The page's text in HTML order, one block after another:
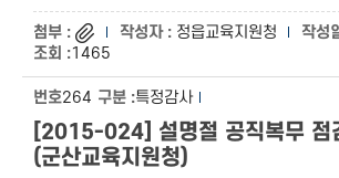
정읍교육지원청
1465
264 특정감사
[2015-024] 설명절 공직복무 점
(군산교육지원청)